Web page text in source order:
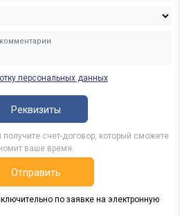
персональных данных
Реквизиты
счет-договор, который сможете
ваше время.
Отправить
по заявке на электронную